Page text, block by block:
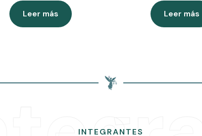
Leer más Leer más
INTEGRANTES